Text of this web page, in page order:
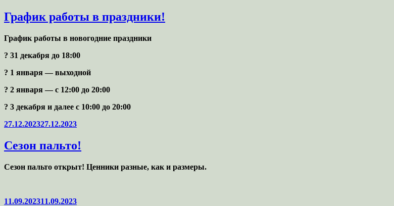
График работы в праздники!
График работы в новогодние праздники
? 31 декабря до 18:00
? 1 января — выходной
? 2 января — с 12:00 до 20:00
? 3 декабря и далее с 10:00 до 20:00
Опубликовано
27.12.202327.12.2023
Сезон пальто!
Сезон пальто открыт! Ценники разные, как и размеры.
Опубликовано
11.09.202311.09.2023